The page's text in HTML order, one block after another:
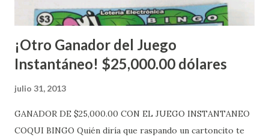
Mientras, que l...
¡Otro Ganador del Juego
Instantáneo! $25,000.00 dólares
julio 31, 2013
GANADOR DE $25,000.00 CON EL JUEGO INSTANTANEO
COQUI BINGO Quién diría que raspando un cartoncito te